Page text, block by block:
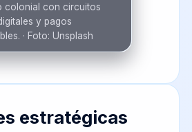
colonial con circuitos
y pagos
· Foto: Unsplash
estratégicas